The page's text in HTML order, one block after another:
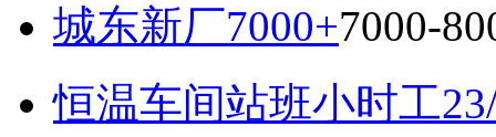
城东新厂7000+7000-
恒温车间站班小时工